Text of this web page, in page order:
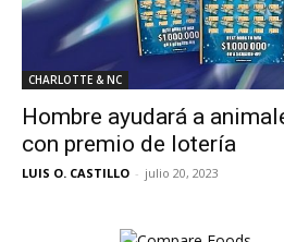
CHARLOTTE & NC
Hombre ayudará a
con premio de lotería
LUIS O. CASTILLO - julio 20, 2023